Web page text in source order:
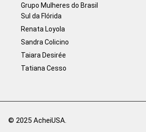
Grupo Mulheres do Brasil
Sul da Flórida
Renata Loyola
Sandra Colicino
Taiara Desirée
Tatiana Cesso
© 2025 AcheiUSA.